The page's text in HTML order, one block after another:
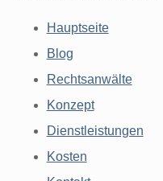
Hauptseite
Blog
Rechtsanwälte
Konzept
Dienstleistungen
Kosten